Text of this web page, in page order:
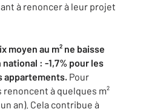
à renoncer à leur projet
moyen au m² ne baisse
national : -1,7% pour les
appartements. Pour
à quelques m²
an). Cela contribue à